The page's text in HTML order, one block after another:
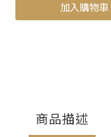
加入購物車
商品描述